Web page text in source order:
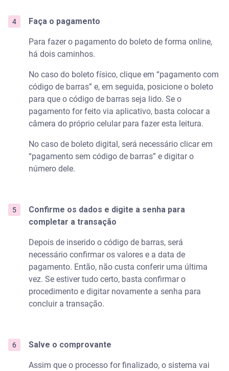
Faça o pagamento
Para fazer o pagamento do boleto de forma online,
há dois caminhos.
No caso do boleto físico, clique em “pagamento com
código de barras” e, em seguida, posicione o boleto
para que o código de barras seja lido. Se o
pagamento for feito via aplicativo, basta colocar a
câmera do próprio celular para fazer esta leitura.
No caso de boleto digital, será necessário clicar em
“pagamento sem código de barras” e digitar o
número dele.
Confirme os dados e digite a senha para
completar a transação
Depois de inserido o código de barras, será
necessário confirmar os valores e a data de
pagamento. Então, não custa conferir uma última
vez. Se estiver tudo certo, basta confirmar o
procedimento e digitar novamente a senha para
concluir a transação.
Salve o comprovante
Assim que o processo for finalizado, o sistema vai